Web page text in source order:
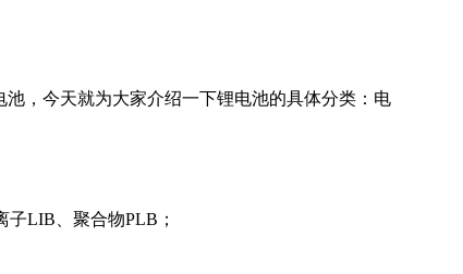
，今天就为大家介绍一下锂电池的具体分类：电
LIB、聚合物PLB；